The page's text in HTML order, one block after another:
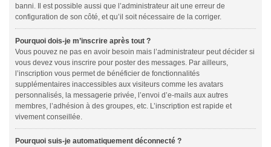
banni. Il est possible aussi que l’administrateur ait une erreur de
configuration de son côté, et qu’il soit nécessaire de la corriger.
Pourquoi dois-je m’inscrire après tout ?
Vous pouvez ne pas en avoir besoin mais l’administrateur peut décider si
vous devez vous inscrire pour poster des messages. Par ailleurs,
l’inscription vous permet de bénéficier de fonctionnalités
supplémentaires inaccessibles aux visiteurs comme les avatars
personnalisés, la messagerie privée, l’envoi d’e-mails aux autres
membres, l’adhésion à des groupes, etc. L’inscription est rapide et
vivement conseillée.
Pourquoi suis-je automatiquement déconnecté ?